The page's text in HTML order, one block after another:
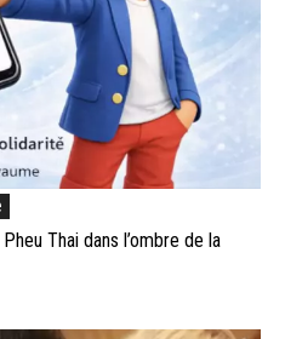
Thai dans l’ombre de la